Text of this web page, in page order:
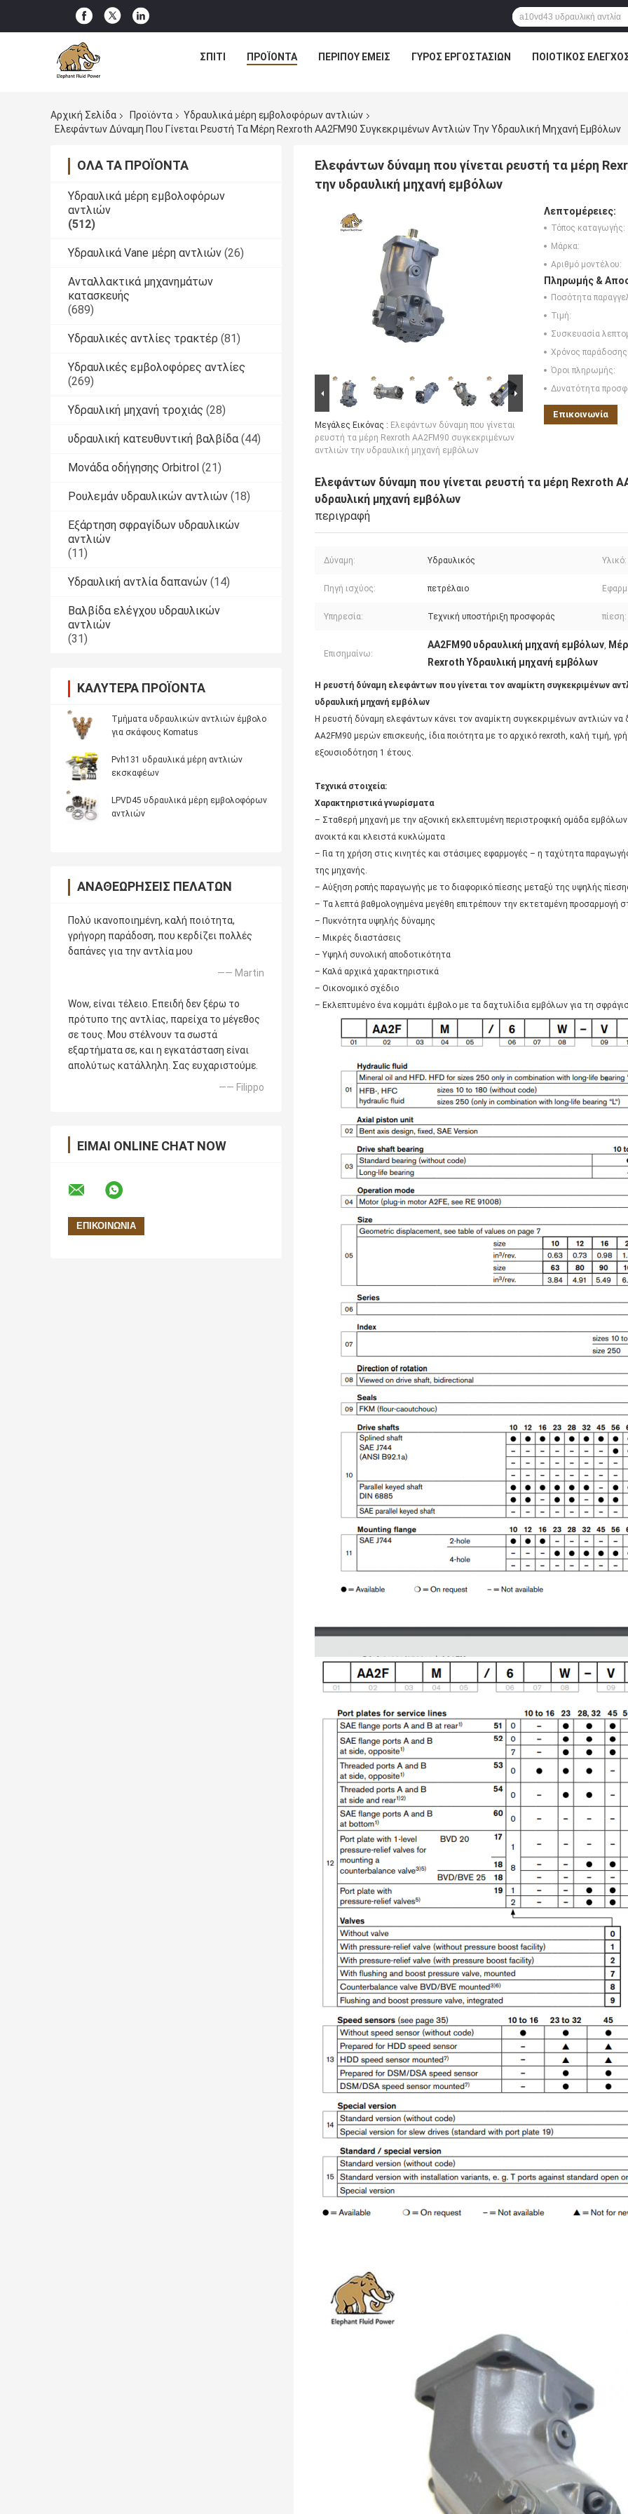
ΣΠΊΤΙ ΠΡΟΪΌΝΤΑ ΠΕΡΊΠΟΥ ΕΜΕΊΣ ΓΎΡΟΣ ΕΡΓΟΣΤΑΣΊΩΝ ΠΟΙΟΤΙΚΌΣ
Αρχική Σελίδα Προϊόντα
Υδραυλικά μέρη εμβολοφόρων αντλιών
Ελεφάντων Δύναμη Που Γίνεται Ρευστή Τα Μέρη Rexroth AA2FM90 Συγκεκριμένων Αντλιών Την Υδραυλική Μηχανή Εμβόλων
ΌΛΑ ΤΑ ΠΡΟΪΌΝΤΑ
Υδραυλικά μέρη εμβολοφόρων
αντλιών
(512)
Υδραυλικά Vane μέρη αντλιών (26)
Ανταλλακτικά μηχανημάτων
κατασκευής
(689)
Υδραυλικές αντλίες τρακτέρ (81)
Υδραυλικές εμβολοφόρες αντλίες
(269)
Υδραυλική μηχανή τροχιάς (28)
υδραυλική κατευθυντική βαλβίδα (44)
Μονάδα οδήγησης Orbitrol (21)
Ρουλεμάν υδραυλικών αντλιών (18)
Εξάρτηση σφραγίδων υδραυλικών
αντλιών
(11)
Υδραυλική αντλία δαπανών (14)
Βαλβίδα ελέγχου υδραυλικών
αντλιών
(31)
ΚΑΛΎΤΕΡΑ ΠΡΟΪΌΝΤΑ
Τμήματα υδραυλικών αντλιών έμβολο
για σκάφους Komatus
Pvh131 υδραυλικά μέρη αντλιών
εκσκαφέων
LPVD45 υδραυλικά μέρη εμβολοφόρων
αντλιών
ΑΝΑΘΕΩΡΉΣΕΙΣ ΠΕΛΑΤΏΝ
Πολύ ικανοποιημένη, καλή ποιότητα,
γρήγορη παράδοση, που κερδίζει πολλές
δαπάνες για την αντλία μου
—— Martin
Wow, είναι τέλειο. Επειδή δεν ξέρω το
πρότυπο της αντλίας, παρείχα το μέγεθος
σε τους. Μου στέλνουν τα σωστά
εξαρτήματα σε, και η εγκατάσταση είναι
απολύτως κατάλληλη. Σας ευχαριστούμε.
—— Filippo
ΕΊΜΑΙ ONLINE CHAT NOW
Ελεφάντων δύναμη που γίνεται ρευστή τα μέρη
την υδραυλική μηχανή εμβόλων
Μεγάλες Εικόνας : Ελεφάντων δύναμη που γίνεται
ρευστή τα μέρη Rexroth AA2FM90 συγκεκριμένων
αντλιών την υδραυλική μηχανή εμβόλων
Λεπτομέρειες:
Τόπος καταγωγής:
Μάρκα:
Αριθμό μοντέλου:
Πληρωμής &
Ποσότητα
Τιμή:
Συσκευασία
Χρόνος
Όροι πληρωμής:
Δυνατότητα
Επικοινωνία
Ελεφάντων δύναμη που γίνεται ρευστή τα μέρη Rexroth
υδραυλική μηχανή εμβόλων
περιγραφή
Δύναμη: Υδραυλικός Υλικό:
Πηγή ισχύος: πετρέλαιο
Υπηρεσία: Τεχνική υποστήριξη προσφοράς πίεση:
Επισημαίνω:
AA2FM90 υδραυλική μηχανή εμβόλων
Rexroth Υδραυλική μηχανή εμβόλων
Η ρευστή δύναμη ελεφάντων που γίνεται τον αναμίκτη συγκεκριμένων
υδραυλική μηχανή εμβόλων
Η ρευστή δύναμη ελεφάντων κάνει τον αναμίκτη συγκεκριμένων αντλιών
AA2FM90 μερών επισκευής, ίδια ποιότητα με το αρχικό rexroth, καλή τιμή,
εξουσιοδότηση 1 έτους.
Τεχνικά στοιχεία:
Χαρακτηριστικά γνωρίσματα
– Σταθερή μηχανή με την αξονική εκλεπτυμένη περιστροφική ομάδα
ανοικτά και κλειστά κυκλώματα
– Για τη χρήση στις κινητές και στάσιμες εφαρμογές – η ταχύτητα
της μηχανής.
– Αύξηση ροπής παραγωγής με το διαφορικό πίεσης μεταξύ της υψηλής
– Τα λεπτά βαθμολογημένα μεγέθη επιτρέπουν την εκτεταμένη προσαρμογή
– Πυκνότητα υψηλής δύναμης
– Μικρές διαστάσεις
– Υψηλή συνολική αποδοτικότητα
– Καλά αρχικά χαρακτηριστικά
– Οικονομικό σχέδιο
– Εκλεπτυμένο ένα κομμάτι έμβολο με τα δαχτυλίδια εμβόλων για τη